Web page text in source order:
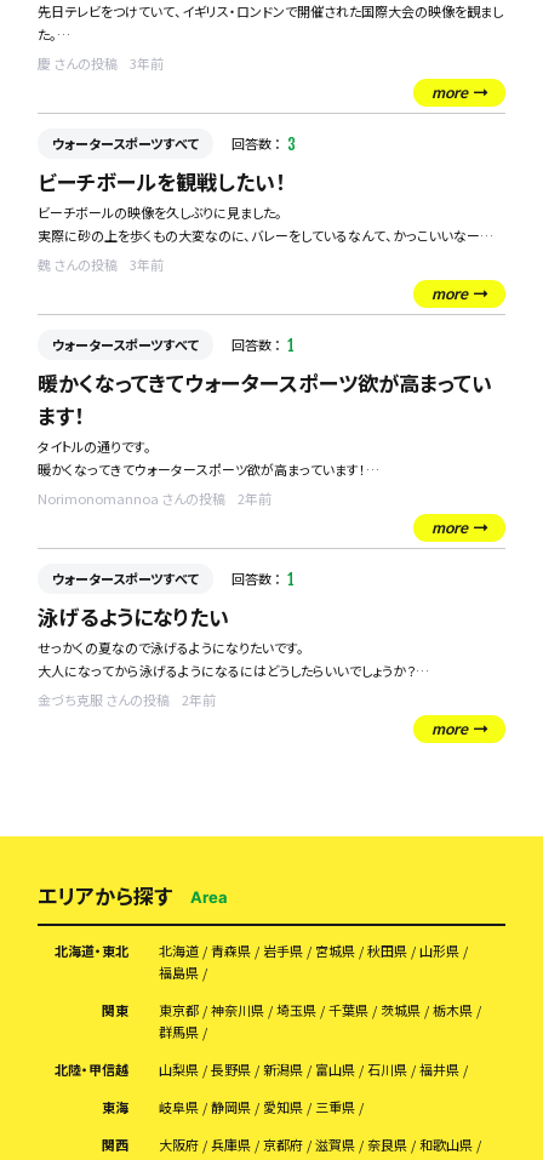
先日テレビをつけていて、イギリス・ロンドンで開催された国際大会の映像を観まし
た。
通常1ラウンド2時間から3時間の試合ですが、水中チェスの場合、平均30-40分試
「何故わざわざ水中で？」と思いましたが、水中に潜ってからようやくチェスボードを
要になり、同時に思考時間が限られているため、瞬発力が必要になります。
駒を動かせずに息継ぎを過ぎると、そのまま相手のターンとなりますが、そんなと
ころに私の好奇心が刺激されてしまいました。
是非挑戦したいと考えていますが、対戦相手が必要なゲームなので、日本ではどれ
くらい参加している人がいるのだろうか気になりました。
慶 さんの投稿
3年前
more
ウォータースポーツすべて 回答数 ： 3
ビーチボールを観戦したい！
ビーチボールの映像を久しぶりに見ました。
実際に砂の上を歩くもの大変なのに、バレーをしているなんて、かっこいいなーと
思いました。機会があれば、関東圏で試合を観に行きたいのですが、できれば大き
い大会を観戦したいと思っています。強豪が集まるおすすめの大会、知っている方が
てほしいです。
魏 さんの投稿
3年前
more
ウォータースポーツすべて 回答数 ： 1
暖かくなってきてウォータースポーツ欲が高まってい
ます！
タイトルの通りです。
暖かくなってきてウォータースポーツ欲が高まっています！
自身のスキルとしては水泳の泳法を一通りなんとなくできるかなぐらいの一般人レ
ベルなのですが、水に触れることが好きで、何かしら水に触れるスポーツを新たに
おすすめありますか？
Norimonomannoa さんの投稿
2年前
more
ウォータースポーツすべて 回答数 ： 1
泳げるようになりたい
せっかくの夏なので泳げるようになりたいです。
大人になってから泳げるようになるにはどうしたらいいでしょうか？
スイミングスクールで慣れていくしかないんでしょうか？
金づち克服 さんの投稿
2年前
more
エリアから探す Area
北海道・東北 北海道 青森県 岩手県 宮城県 秋田県
山形県
福島県
関東
東京都 神奈川県 埼玉県 千葉県 茨城県
栃木県
群馬県
北陸・甲信越
山梨県 長野県 新潟県 富山県 石川県
福井県
東海
岐阜県 静岡県 愛知県
三重県
関西
大阪府 兵庫県 京都府 滋賀県 奈良県
和歌山県